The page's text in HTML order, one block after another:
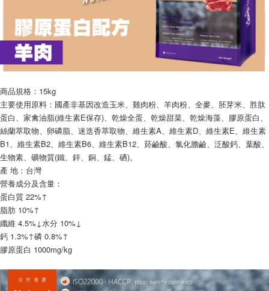
５．嚴禁一人註冊多個帳號或使用他人資訊註冊。若發現惡意使用之情形，
恩沛科技股份有限公司將有權停止該用戶之使用額度並採取法律行動。
商品規格：15kg
主要使用原料：國產非基因改造玉米、雞肉粉、羊肉粉、全麥、胚芽米、胜肽
蛋白、家禽油脂(維生素E保存)、乾燥全蛋、乾燥甜菜、乾燥海藻、膠原蛋白、
絲蘭萃取物、卵磷脂、迷迭香萃取物、維生素A、維生素D、維生素E、維生素
B1、維生素B2、維生素B6、維生素B12、菸鹼酸、氯化膽鹼、泛酸鈣、葉酸、
生物素、礦物質(鐵、鋅、銅、錳、硒)。
產 地：台灣
營養成分及含量：
蛋白質 22%↑
脂肪 10%↑
纖維 4.5%↓水分 10%↓
鈣 1.3%↑磷 0.8%↑
膠原蛋白 1000mg/kg